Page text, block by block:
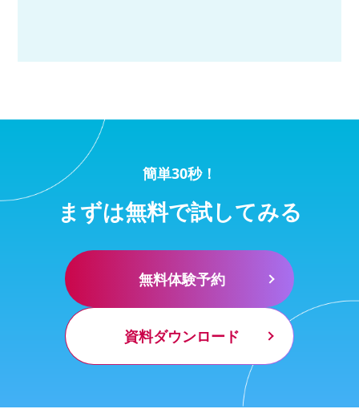
簡単30秒！
まずは無料で試してみる
無料体験予約
資料ダウンロード